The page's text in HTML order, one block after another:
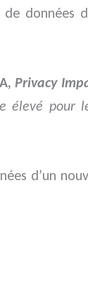
de
Privacy
élevé
d’un